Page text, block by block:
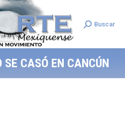
Search:
Buscar
SE CASÓ EN CANCÚN